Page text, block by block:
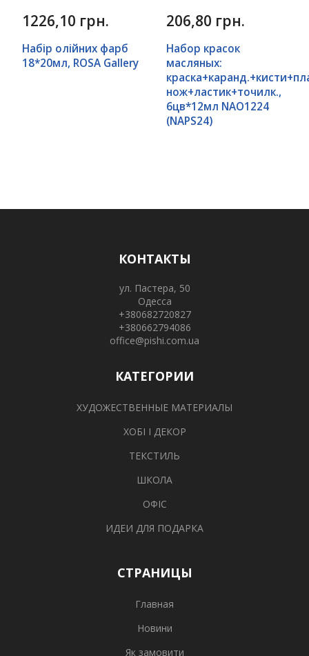
1226,10 грн.
Набір олійних фарб
18*20мл, ROSA Gallery
206,80 грн.
Набор красок
масляных:
нож+ластик+точилк.,
6цв*12мл NAO1224
(NAPS24)
КОНТАКТЫ
ул. Пастера, 50
Одесса
+380682720827
+380662794086
office@pishi.com.ua
КАТЕГОРИИ
ХУДОЖЕСТВЕННЫЕ МАТЕРИАЛЫ
ХОБІ І ДЕКОР
ТЕКСТИЛЬ
ШКОЛА
ОФІС
ИДЕИ ДЛЯ ПОДАРКА
СТРАНИЦЫ
Главная
Новини
Як замовити